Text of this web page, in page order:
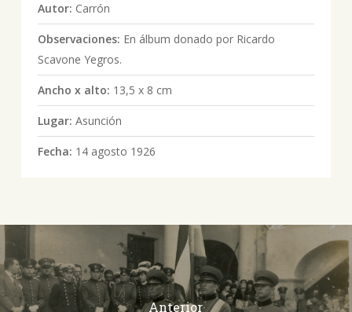
Autor: Carrón
Observaciones: En álbum donado por Ricardo
Scavone Yegros.
Ancho x alto: 13,5 x 8 cm
Lugar: Asunción
Fecha: 14 agosto 1926
Anterior